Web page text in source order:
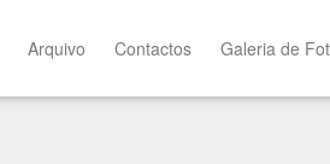
Arquivo Contactos Galeria de